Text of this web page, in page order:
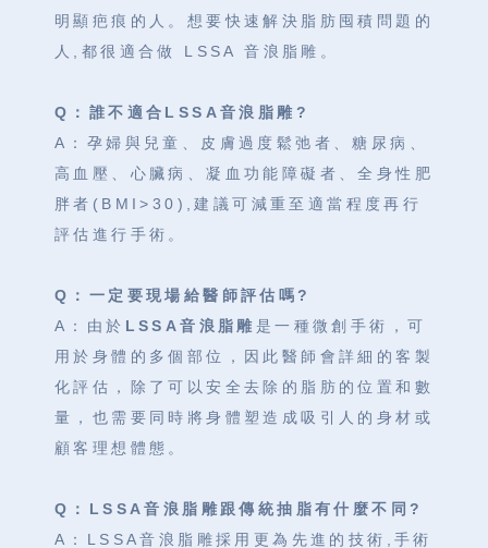
明顯疤痕的人。想要快速解決脂肪囤積問題的
人,都很適合做 LSSA 音浪脂雕。
Q：誰不適合LSSA音浪脂雕?
A：孕婦與兒童、皮膚過度鬆弛者、糖尿病、
高血壓、心臟病、凝血功能障礙者、全身性肥
胖者(BMI>30),建議可減重至適當程度再行
評估進行手術。
Q：一定要現場給醫師評估嗎?
A：由於 LSSA音浪脂雕 是一種微創手術，可
用於身體的多個部位，因此醫師會詳細的客製
化評估，除了可以安全去除的脂肪的位置和數
量，也需要同時將身體塑造成吸引人的身材或
顧客理想體態。
Q：LSSA音浪脂雕跟傳統抽脂有什麼不同?
A：LSSA音浪脂雕採用更為先進的技術,手術